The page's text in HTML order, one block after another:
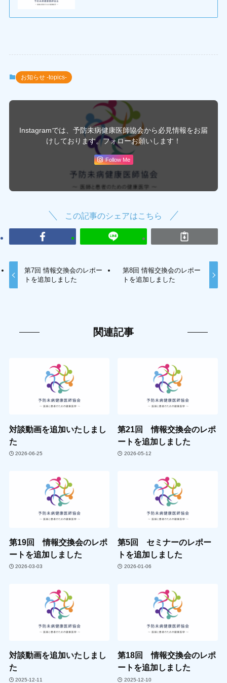
お知らせ -topics-
Instagramでは、予防未病健康医師協会から必見情報をお届
けしております。フォローお願いします！
Follow Me
この記事のシェアはこちら
第7回 情報交換会のレポー
トを追加しました
第8回 情報交換会のレポー
トを追加しました
関連記事
対談動画を追加いたしまし
た
2026-06-25
第21回 情報交換会のレポ
ートを追加しました
2026-05-12
第19回 情報交換会のレポ
ートを追加しました
2026-03-03
第5回 セミナーのレポー
トを追加しました
2026-01-06
対談動画を追加いたしまし
た
2025-12-11
第18回 情報交換会のレポ
ートを追加しました
2025-12-10